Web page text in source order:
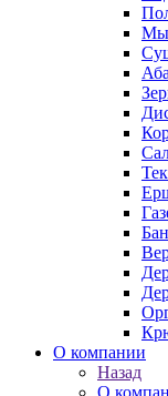
О компании
Назад
О